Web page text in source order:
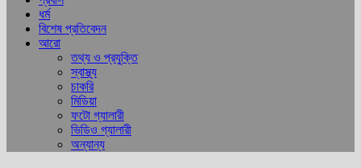
ধর্ম
বিশেষ প্রতিবেদন
আরো
তথ্য ও প্রযুক্তি
স্বাস্থ্য
চাকরি
মিডিয়া
ফটো গ্যালারী
ভিডিও গ্যালারী
অন্যান্য